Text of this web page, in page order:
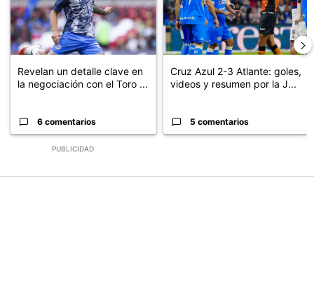
PUBLICIDAD
Revelan un detalle clave en
la negociación con el Toro ...
6 comentarios
Cruz Azul 2-3 Atlante: goles,
videos y resumen por la J...
5 comentarios